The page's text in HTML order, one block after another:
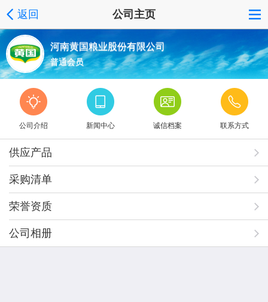
返回 公司主页
河南黄国粮业股份有限公司
普通会员
公司介绍 新闻中心 诚信档案 联系方式
供应产品
采购清单
荣誉资质
公司相册